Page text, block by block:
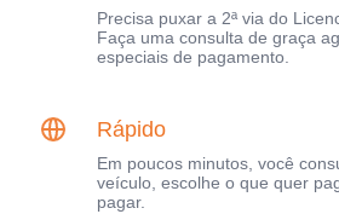
Precisa puxar a 2ª via do
Faça uma consulta de graça
especiais de pagamento.
Rápido
Em poucos minutos, você
veículo, escolhe o que quer
pagar.